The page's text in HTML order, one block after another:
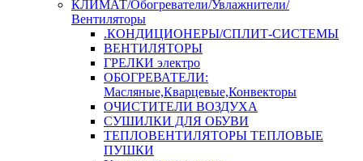
КЛИМАТ/Обогреватели/Увлажнители/
Вентиляторы
.КОНДИЦИОНЕРЫ/СПЛИТ-СИСТЕМЫ
ВЕНТИЛЯТОРЫ
ГРЕЛКИ электро
ОБОГРЕВАТЕЛИ:
Масляные,Кварцевые,Конвекторы
ОЧИСТИТЕЛИ ВОЗДУХА
СУШИЛКИ ДЛЯ ОБУВИ
ТЕПЛОВЕНТИЛЯТОРЫ ТЕПЛОВЫЕ
ПУШКИ